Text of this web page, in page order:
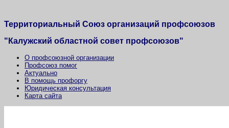
Территориальный Союз организаций профсоюзов
"Калужский областной совет профсоюзов"
О профсоюзной организации
Профсоюз помог
Актуально
В помощь профоргу
Юридическая консультация
Карта сайта